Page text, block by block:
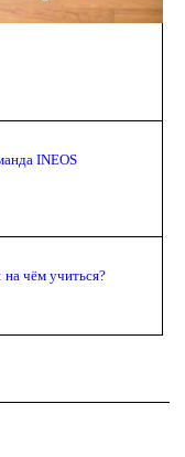
INEOS
чём учиться?